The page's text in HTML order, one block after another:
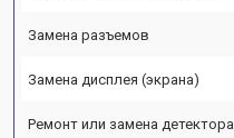
Замена разъемов
Замена дисплея (экрана)
Ремонт или замена детектора